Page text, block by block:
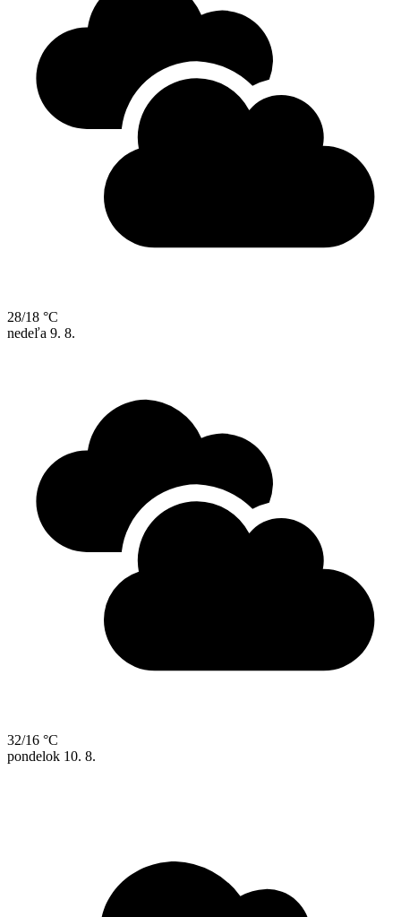
28/18 °C
nedeľa 9. 8.
32/16 °C
pondelok 10. 8.